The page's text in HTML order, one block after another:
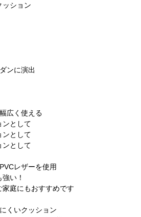
ッション
ンに演出
広く使える
ンとして
ンとして
ンとして
レザーを使用
い！
家庭にもおすすめです
くいクッション